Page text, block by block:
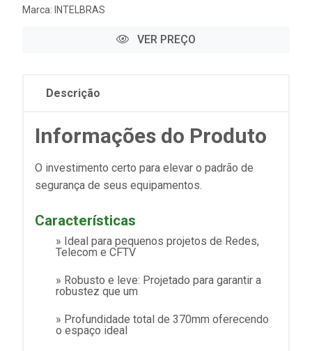
Marca: INTELBRAS
VER PREÇO
Descrição
Informações do Produto
O investimento certo para elevar o padrão de
segurança de seus equipamentos.
Características
» Ideal para pequenos projetos de Redes,
Telecom e CFTV
» Robusto e leve: Projetado para garantir a
robustez que um
» Profundidade total de 370mm oferecendo
o espaço ideal